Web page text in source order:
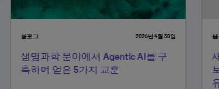
블로그 2026년 4월 30일
생명과학 분야에서 Agentic AI를 구
축하며 얻은 5가지 교훈
블
유